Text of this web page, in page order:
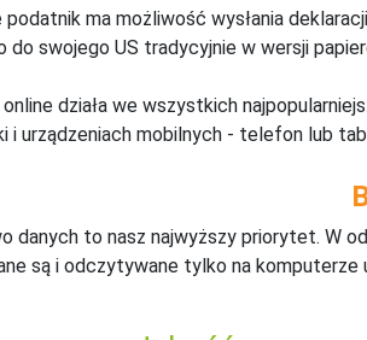
podatnik ma możliwość wysłania
do swojego US tradycyjnie w wersji
działa we wszystkich
i urządzeniach mobilnych - telefon lub
danych to nasz najwyższy priorytet. W
są i odczytywane tylko na komputerze